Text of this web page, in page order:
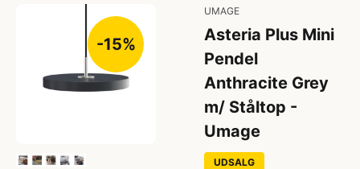
-15%
UMAGE
Asteria Plus Mini
Pendel
Anthracite Grey
m/ Ståltop -
Umage
UDSALG